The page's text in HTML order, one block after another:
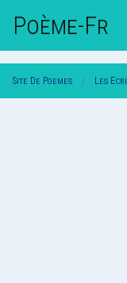
Poème-Fr
Site De Poemes Les